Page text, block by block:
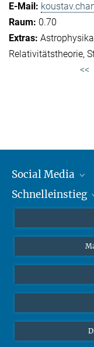
0.70
Relativitätstheorie
<<
Social Media
Mastodon
Schnelleinstieg
Studierende
Schüler*innen
Öffentlichkeit
Alumnae | Alumni